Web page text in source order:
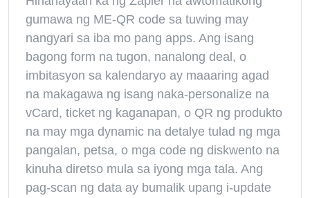
gumawa ng ME-QR code sa tuwing may
nangyari sa iba mo pang apps. Ang isang
bagong form na tugon, nanalong deal, o
imbitasyon sa kalendaryo ay maaaring agad
na makagawa ng isang naka-personalize na
vCard, ticket ng kaganapan, o QR ng produkto
na may mga dynamic na detalye tulad ng mga
pangalan, petsa, o mga code ng diskwento na
kinuha diretso mula sa iyong mga tala. Ang
pag-scan ng data ay bumalik upang i-update